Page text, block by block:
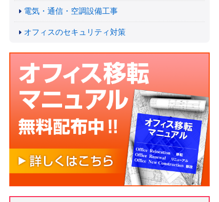
電気・通信・空調設備工事
オフィスのセキュリティ対策